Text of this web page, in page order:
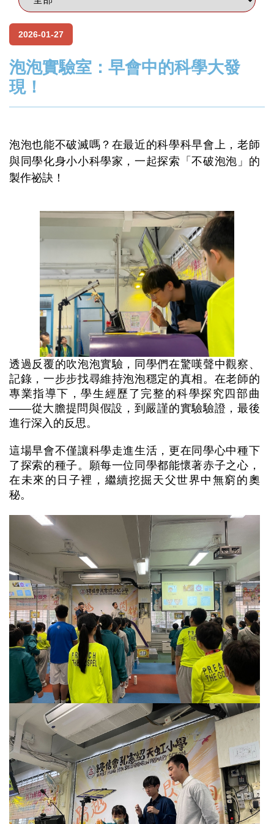
2026-01-27
泡泡實驗室：早會中的科學大發
現！
泡泡也能不破滅嗎？在最近的科學科早會上，老師
與同學化身小小科學家，一起探索「不破泡泡」的
製作祕訣！
透過反覆的吹泡泡實驗，同學們在驚嘆聲中觀察、
記錄，一步步找尋維持泡泡穩定的真相。在老師的
專業指導下，學生經歷了完整的科學探究四部曲
——從大膽提問與假設，到嚴謹的實驗驗證，最後
進行深入的反思。
這場早會不僅讓科學走進生活，更在同學心中種下
了探索的種子。願每一位同學都能懷著赤子之心，
在未來的日子裡，繼續挖掘天父世界中無窮的奧
秘。